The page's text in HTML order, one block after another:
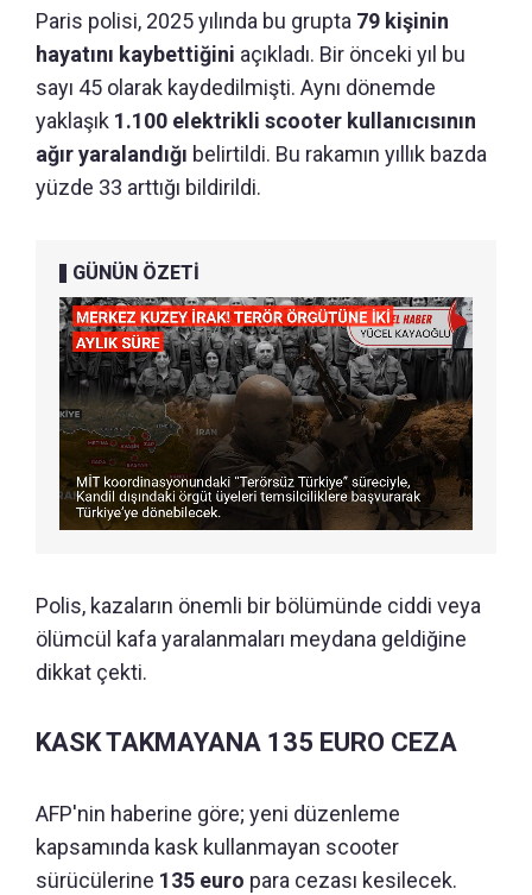
Paris polisi, 2025 yılında bu grupta 79 kişinin
hayatını kaybettiğini açıkladı. Bir önceki yıl bu
sayı 45 olarak kaydedilmişti. Aynı dönemde
yaklaşık 1.100 elektrikli scooter kullanıcısının
ağır yaralandığı belirtildi. Bu rakamın yıllık bazda
yüzde 33 arttığı bildirildi.
GÜNÜN ÖZETİ
Polis, kazaların önemli bir bölümünde ciddi veya
ölümcül kafa yaralanmaları meydana geldiğine
dikkat çekti.
KASK TAKMAYANA 135 EURO CEZA
AFP'nin haberine göre; yeni düzenleme
kapsamında kask kullanmayan scooter
sürücülerine 135 euro para cezası kesilecek.